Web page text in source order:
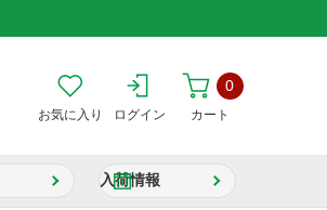
お気に入り ログイン カート
0
入荷情報